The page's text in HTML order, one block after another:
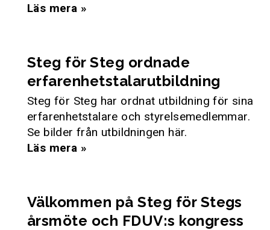
Läs mera »
Steg för Steg ordnade
erfarenhetstalarutbildning
Steg för Steg har ordnat utbildning för sina
erfarenhetstalare och styrelsemedlemmar.
Se bilder från utbildningen här.
Läs mera »
Välkommen på Steg för Stegs
årsmöte och FDUV:s kongress